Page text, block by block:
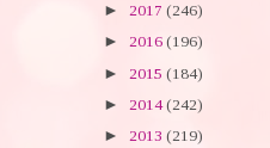
► 2017 (246)
► 2016 (196)
► 2015 (184)
► 2014(242)
► 2013 (219)